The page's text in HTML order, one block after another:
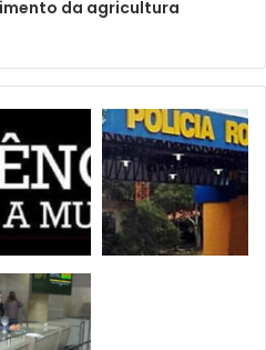
da agricultura